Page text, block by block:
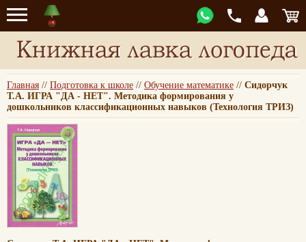
Главная // Подготовка к школе // Обучение математике // Сидорчук
Т.А. ИГРА "ДА - НЕТ". Методика формирования у
дошкольников классификационных навыков (Технология ТРИЗ)